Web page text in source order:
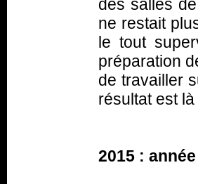
des salles
ne restait
le tout
préparation
de travailler
résultat est là
2015 :